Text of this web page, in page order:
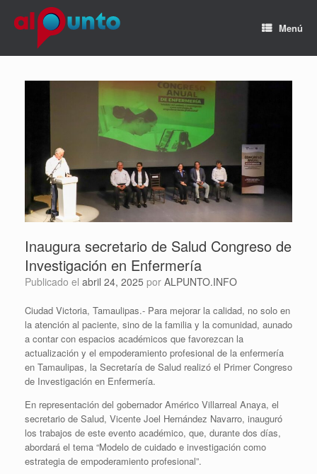
Menú
Inaugura secretario de Salud Congreso de
Investigación en Enfermería
Publicado el abril 24, 2025 por ALPUNTO.INFO
Ciudad Victoria, Tamaulipas.- Para mejorar la calidad, no solo en
la atención al paciente, sino de la familia y la comunidad, aunado
a contar con espacios académicos que favorezcan la
actualización y el empoderamiento profesional de la enfermería
en Tamaulipas, la Secretaría de Salud realizó el Primer Congreso
de Investigación en Enfermería.
En representación del gobernador Américo Villarreal Anaya, el
secretario de Salud, Vicente Joel Hernández Navarro, inauguró
los trabajos de este evento académico, que, durante dos días,
abordará el tema “Modelo de cuidado e investigación como
estrategia de empoderamiento profesional”.